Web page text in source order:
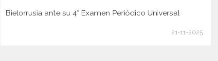
Bielorrusia ante su 4° Examen Periódico Universal
21-11-2025